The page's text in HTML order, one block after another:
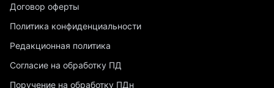
Договор оферты
Политика конфиденциальности
Редакционная политика
Согласие на обработку ПД
Поручение на обработку ПДн